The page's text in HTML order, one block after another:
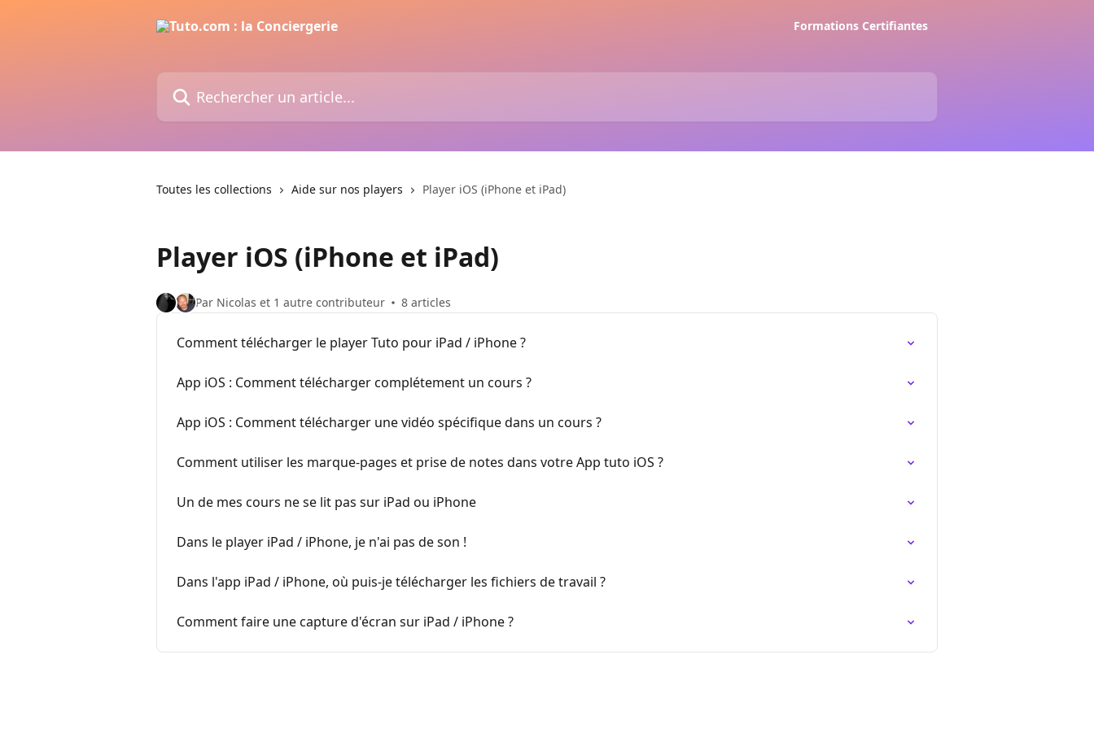
Formations Certifiantes
Rechercher un article...
Toutes les collections Aide sur nos players Player iOS (iPhone et iPad)
Player iOS (iPhone et iPad)
Par Nicolas et 1 autre contributeur 8 articles
Comment télécharger le player Tuto pour iPad / iPhone ?
App iOS : Comment télécharger complétement un cours ?
App iOS : Comment télécharger une vidéo spécifique dans un cours ?
Comment utiliser les marque-pages et prise de notes dans votre App tuto iOS ?
Un de mes cours ne se lit pas sur iPad ou iPhone
Dans le player iPad / iPhone, je n'ai pas de son !
Dans l'app iPad / iPhone, où puis-je télécharger les fichiers de travail ?
Comment faire une capture d'écran sur iPad / iPhone ?